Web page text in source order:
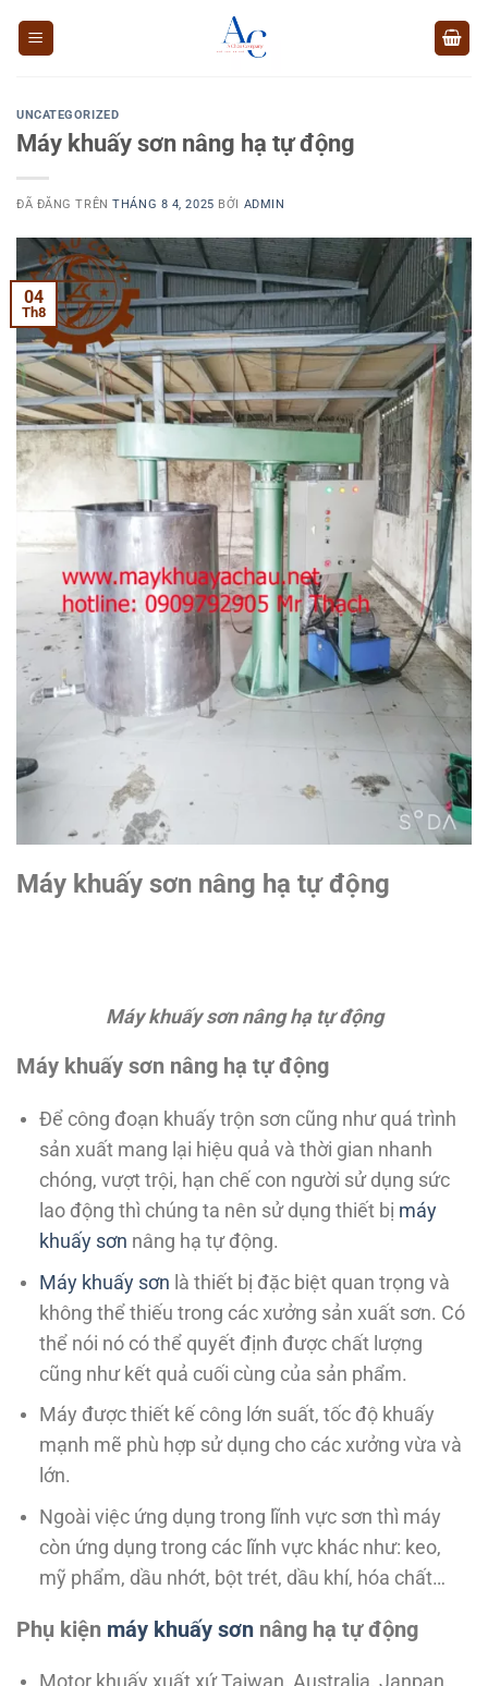
UNCATEGORIZED
Máy khuấy sơn nâng hạ tự động
ĐÃ ĐĂNG TRÊNTHÁNG 8 4, 2025 BỞI ADMIN
04
Th8
Máy khuấy sơn nâng hạ tự động
Máy khuấy sơn nâng hạ tự động
Máy khuấy sơn nâng hạ tự động
Để công đoạn khuấy trộn sơn cũng như quá trình
sản xuất mang lại hiệu quả và thời gian nhanh
chóng, vượt trội, hạn chế con người sử dụng sức
lao động thì chúng ta nên sử dụng thiết bị máy
khuấy sơn nâng hạ tự động.
Máy khuấy sơn là thiết bị đặc biệt quan trọng và
không thể thiếu trong các xưởng sản xuất sơn. Có
thể nói nó có thể quyết định được chất lượng
cũng như kết quả cuối cùng của sản phẩm.
Máy được thiết kế công lớn suất, tốc độ khuấy
mạnh mẽ phù hợp sử dụng cho các xưởng vừa và
lớn.
Ngoài việc ứng dụng trong lĩnh vực sơn thì máy
còn ứng dụng trong các lĩnh vực khác như: keo,
mỹ phẩm, dầu nhớt, bột trét, dầu khí, hóa chất…
Phụ kiện máy khuấy sơn nâng hạ tự động
Motor khuấy xuất xứ Taiwan, Australia, Janpan,